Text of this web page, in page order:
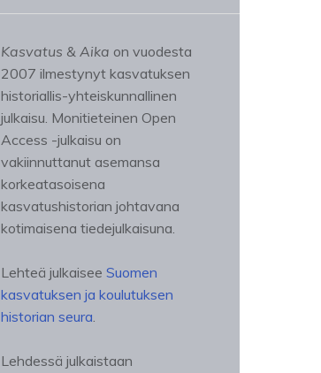
Kasvatus & Aika on vuodesta
2007 ilmestynyt kasvatuksen
historiallis-yhteiskunnallinen
julkaisu. Monitieteinen Open
Access -julkaisu on
vakiinnuttanut asemansa
korkeatasoisena
kasvatushistorian johtavana
kotimaisena tiedejulkaisuna.
Lehteä julkaisee Suomen
kasvatuksen ja koulutuksen
historian seura.
Lehdessä julkaistaan